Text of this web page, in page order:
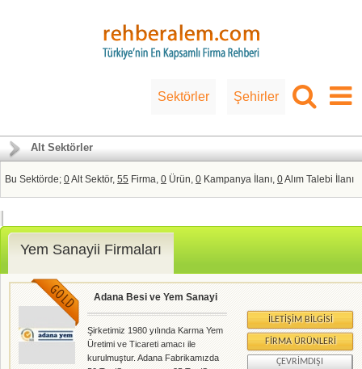
Sektörler Şehirler
Alt Sektörler
Bu Sektörde; 0Alt Sektör, 55 Firma, 0 Ürün, 0 Kampanya İlanı, 0Alım Talebi İlanı
Yem Sanayii Firmaları
Adana Besi ve Yem Sanayi
Şirketimiz 1980 yılında Karma Yem
Üretimi ve Ticareti amacı ile
kurulmuştur. Adana Fabrikamızda
İLETIŞIM BILGISI
FIRMA ÜRÜNLERI
ÇEVRIMDIŞI